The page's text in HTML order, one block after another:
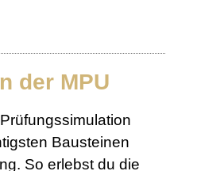
der MPU
Bausteinen
So erlebst du die